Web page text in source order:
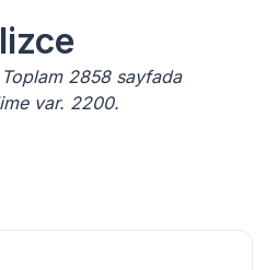
2858 sayfada
var. 2200.